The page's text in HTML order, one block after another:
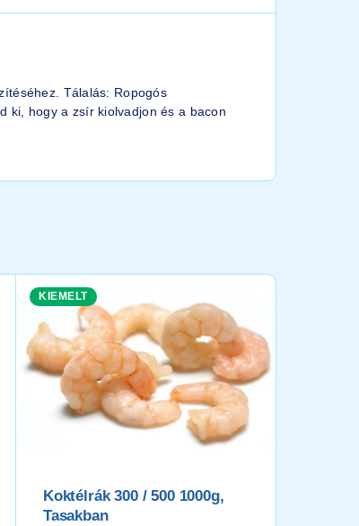
Tálalás: Ropogós
ki, hogy a zsír kiolvadjon és a bacon
KIEMELT
Koktélrák 300 / 500 1000g,
Tasakban